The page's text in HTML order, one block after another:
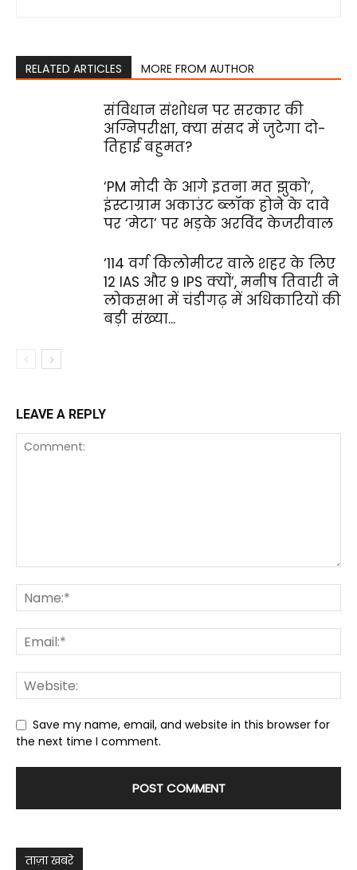
RELATED ARTICLES MORE FROM AUTHOR
संविधान संशोधन पर सरकार की
अग्निपरीक्षा, क्या संसद में जुटेगा दो-
तिहाई बहुमत?
‘PM मोदी के आगे इतना मत झुको’,
इंस्टाग्राम अकाउंट ब्लॉक होने के दावे
पर ‘मेटा’ पर भड़के अरविंद केजरीवाल
‘114 वर्ग किलोमीटर वाले शहर के लिए
12 IAS और 9 IPS क्यों’, मनीष तिवारी ने
लोकसभा में चंडीगढ़ में अधिकारियों की
बड़ी संख्या...
LEAVE A REPLY
Save my name, email, and website in this browser for
the next time I comment.
ताज़ा खबरे